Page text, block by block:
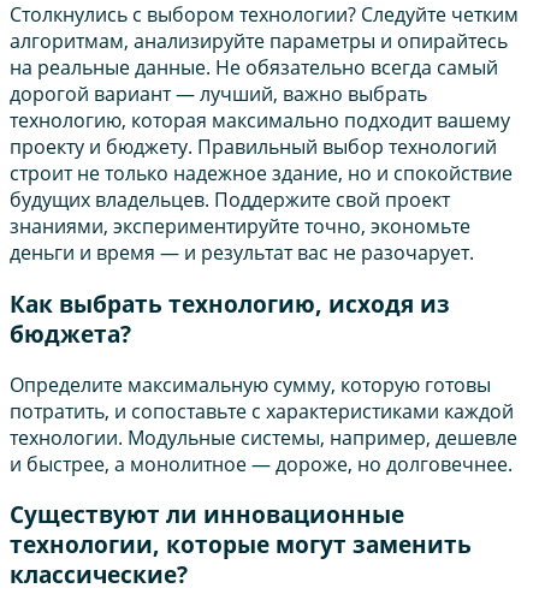
Столкнулись с выбором технологии? Следуйте четким
алгоритмам, анализируйте параметры и опирайтесь
на реальные данные. Не обязательно всегда самый
дорогой вариант — лучший, важно выбрать
технологию, которая максимально подходит вашему
проекту и бюджету. Правильный выбор технологий
строит не только надежное здание, но и спокойствие
будущих владельцев. Поддержите свой проект
знаниями, экспериментируйте точно, экономьте
деньги и время — и результат вас не разочарует.
Как выбрать технологию, исходя из
бюджета?
Определите максимальную сумму, которую готовы
потратить, и сопоставьте с характеристиками каждой
технологии. Модульные системы, например, дешевле
и быстрее, а монолитное — дороже, но долговечнее.
Существуют ли инновационные
технологии, которые могут заменить
классические?